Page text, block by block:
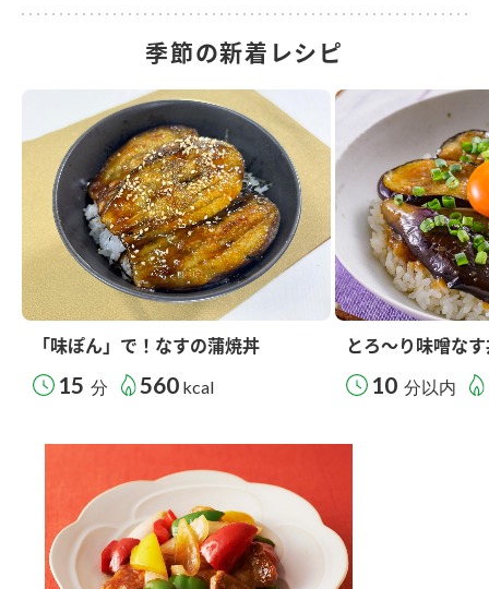
季節の新着レシピ
「味ぽん」で！なすの蒲焼丼
15 分 560 kcal
とろ～り味噌な
10 分以内